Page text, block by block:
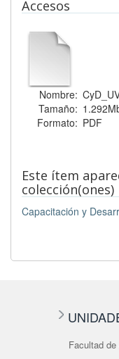
Accesos
Nombre:
Tamaño:
Formato: PDF
Este ítem
colección(ones)
Capacitación y
Facultad